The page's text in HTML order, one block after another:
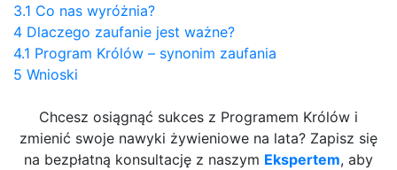
3.1 Co nas wyróżnia?
4 Dlaczego zaufanie jest ważne?
4.1 Program Królów – synonim zaufania
5 Wnioski
Chcesz osiągnąć sukces z Programem Królów i
zmienić swoje nawyki żywieniowe na lata? Zapisz się
na bezpłatną konsultację z naszym Ekspertem, aby